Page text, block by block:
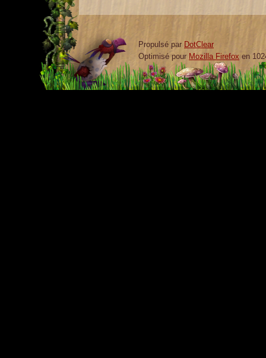
Propulsé par DotClear
Optimisé pour Mozilla Firefox en